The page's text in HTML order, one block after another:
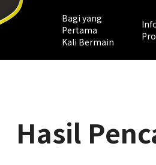
Bagi yang
Pertama
Kali Bermain
Hasil